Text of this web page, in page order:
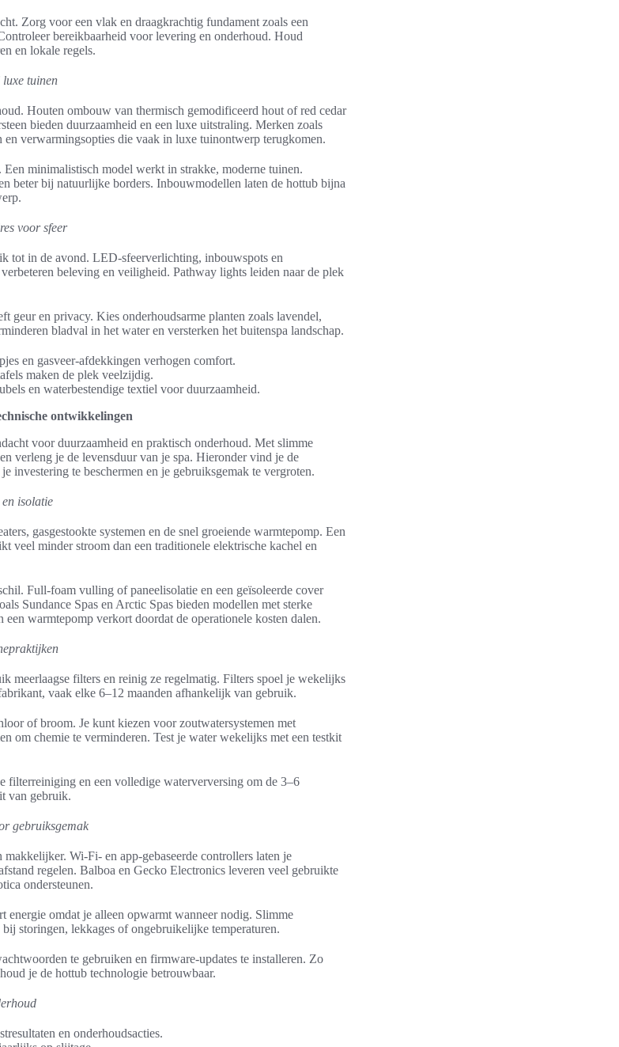
Zorg voor een vlak en draagkrachtig fundament zoals een
bereikbaarheid voor levering en onderhoud. Houd
en lokale regels.
tuinen
Houten ombouw van thermisch gemodificeerd hout of red cedar
bieden duurzaamheid en een luxe uitstraling. Merken zoals
verwarmingsopties die vaak in luxe tuinontwerp terugkomen.
minimalistisch model werkt in strakke, moderne tuinen.
beter bij natuurlijke borders. Inbouwmodellen laten de hottub bijna
voor sfeer
tot in de avond. LED-sfeerverlichting, inbouwspots en
beleving en veiligheid. Pathway lights leiden naar de plek
geur en privacy. Kies onderhoudsarme planten zoals lavendel,
bladval in het water en versterken het buitenspa landschap.
en gasveer-afdekkingen verhogen comfort.
maken de plek veelzijdig.
en waterbestendige textiel voor duurzaamheid.
ontwikkelingen
voor duurzaamheid en praktisch onderhoud. Met slimme
verleng je de levensduur van je spa. Hieronder vind je de
investering te beschermen en je gebruiksgemak te vergroten.
isolatie
gasgestookte systemen en de snel groeiende warmtepomp. Een
veel minder stroom dan een traditionele elektrische kachel en
Full-foam vulling of paneelisolatie en een geïsoleerde cover
Sundance Spas en Arctic Spas bieden modellen met sterke
warmtepomp verkort doordat de operationele kosten dalen.
meerlaagse filters en reinig ze regelmatig. Filters spoel je wekelijks
vaak elke 6–12 maanden afhankelijk van gebruik.
of broom. Je kunt kiezen voor zoutwatersystemen met
om chemie te verminderen. Test je water wekelijks met een testkit
filterreiniging en een volledige waterverversing om de 3–6
van gebruik.
gebruiksgemak
Wi-Fi- en app-gebaseerde controllers laten je
regelen. Balboa en Gecko Electronics leveren veel gebruikte
ondersteunen.
energie omdat je alleen opwarmt wanneer nodig. Slimme
storingen, lekkages of ongebruikelijke temperaturen.
te gebruiken en firmware-updates te installeren. Zo
je de hottub technologie betrouwbaar.
en onderhoudsacties.